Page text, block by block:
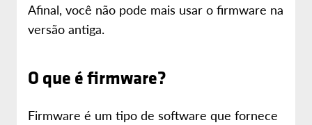
Afinal, você não pode mais usar o firmware na
versão antiga.
O que é firmware?
Firmware é um tipo de software que fornece